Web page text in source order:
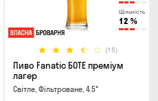
Щільність
12 %
(15)
Пиво Fanatic БОТЕ преміум
лагер
Світле, Фільтроване, 4.5°